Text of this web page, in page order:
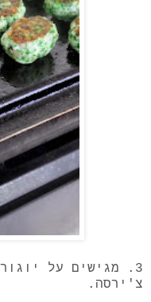
3. מגישים על
צ'ירסה.